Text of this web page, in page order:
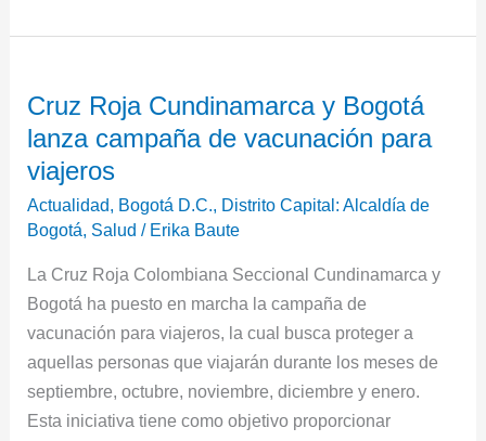
Cruz Roja Cundinamarca y Bogotá
lanza campaña de vacunación para
viajeros
Actualidad, Bogotá D.C., Distrito Capital: Alcaldía de
Bogotá, Salud / Erika Baute
La Cruz Roja Colombiana Seccional Cundinamarca y
Bogotá ha puesto en marcha la campaña de
vacunación para viajeros, la cual busca proteger a
aquellas personas que viajarán durante los meses de
septiembre, octubre, noviembre, diciembre y enero.
Esta iniciativa tiene como objetivo proporcionar
Roja
Cundinamarca
y
Bogotá
lanza
de
vacunación
para
viajeros